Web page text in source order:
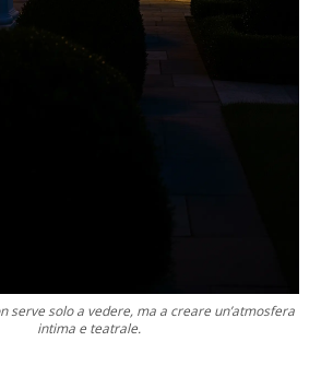
serve solo a vedere, ma a creare un’atmosfera
intima e teatrale.